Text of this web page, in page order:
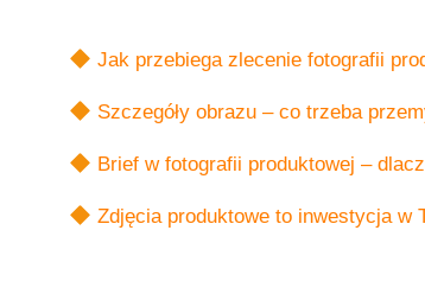
Jak przebiega zlecenie fotografii
Szczegóły obrazu – co trzeba
Brief w fotografii produktowej –
Zdjęcia produktowe to inwestycja w